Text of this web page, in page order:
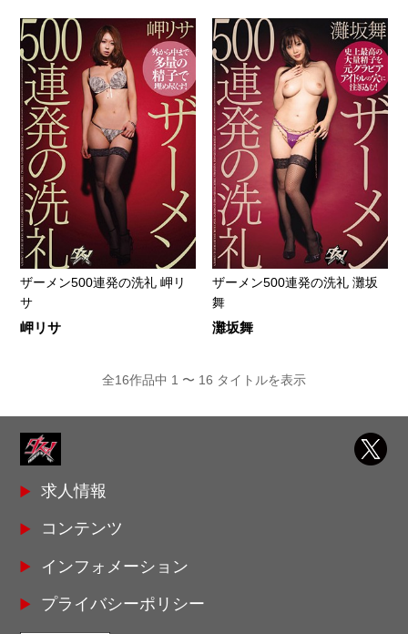
ザーメン500連発の洗礼 岬リ
サ
岬リサ
ザーメン500連発の洗礼 灘坂
舞
灘坂舞
全16作品中 1 〜 16 タイトルを表示
求人情報
コンテンツ
インフォメーション
プライバシーポリシー